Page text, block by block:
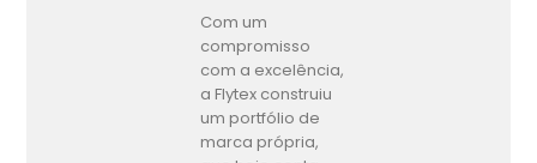
Com um
compromisso
com a excelência,
a Flytex construiu
um portfólio de
marca própria,